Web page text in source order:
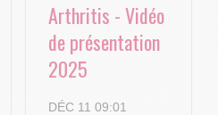
Arthritis - Vidéo
de présentation
2025
DÉC 11 09:01